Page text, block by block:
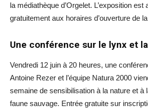
la médiathèque d’Orgelet. L’exposition est
gratuitement aux horaires d’ouverture de
Une conférence sur le lynx et
Vendredi 12 juin à 20 heures, une
Antoine Rezer et l’équipe Natura 2000
semaine de sensibilisation à la nature et à
faune sauvage. Entrée gratuite sur